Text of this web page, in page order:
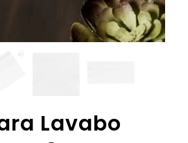
Lavabo